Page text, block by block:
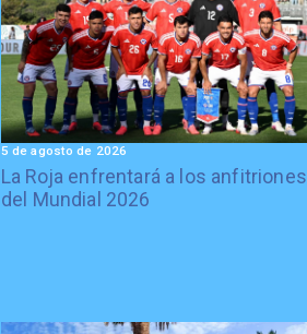
La Roja enfrentará a los anfitriones
del Mundial 2026
5 de agosto de 2026